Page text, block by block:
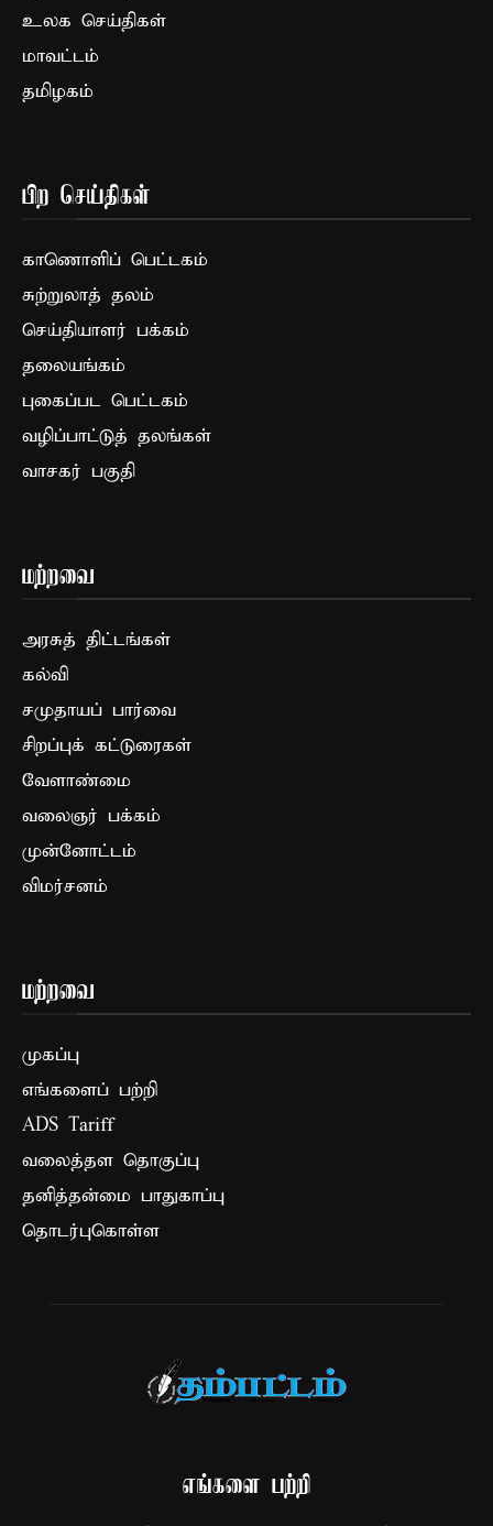
உலக செய்திகள்
மாவட்டம்
தமிழகம்
பிற செய்திகள்
காணொளிப் பெட்டகம்
சுற்றுலாத் தலம்
செய்தியாளர் பக்கம்
தலையங்கம்
புகைப்பட பெட்டகம்
வழிப்பாட்டுத் தலங்கள்
வாசகர் பகுதி
மற்றவை
அரசுத் திட்டங்கள்
கல்வி
சமுதாயப் பார்வை
சிறப்புக் கட்டுரைகள்
வேளாண்மை
வலைஞர் பக்கம்
முன்னோட்டம்
விமர்சனம்
மற்றவை
முகப்பு
எங்களைப் பற்றி
ADS Tariff
வலைத்தள தொகுப்பு
தனித்தன்மை பாதுகாப்பு
தொடர்புகொள்ள
எங்களை பற்றி